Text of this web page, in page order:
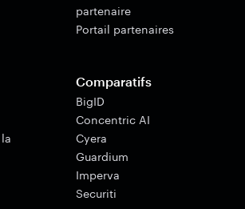
partenaire
Portail partenaires
Comparatifs
BigID
Concentric AI
Cyera
Guardium
Imperva
Securiti